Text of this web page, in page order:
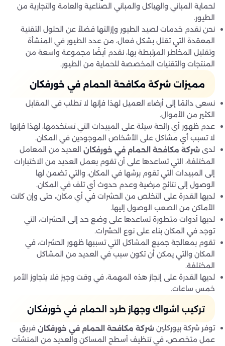
لحماية المباني والهياكل والمباني الصناعية والعامة والتجارية من
الطيور.
نحن نقدم خدمات لصيد الطيور وإزالتها فضلاً عن الحلول التقنية
المعقدة التي تقلل بشكل فعال، من عدد الطيور في المنشأة
وتقليل المخاطر المرتبطة بها، نقدم أيضًا مجموعة واسعة من
المنتجات والتقنيات المخصصة للحماية من الطيور.
مميزات شركة مكافحة الحمام في خورفكان
نسعى دائمًا إلى أرضاء العميل لهذا فإنها لا تطلب في المقابل
الكثير من الأموال.
عدم ظهور أي رائحة سيئة على المبيدات التي تستخدمها، لهذا فإنها
لا تسبب أي مشاكل على الأشخاص الموجودين في المكان.
لدى شركة مكافحة الحمام في خورفكان العديد من المعامل
المختلفة، التي تساعدها على أن تقوم بعمل العديد من الاختبارات
إلى المبيدات التي تقوم برشها في المكان، والتي تضمن لها
الوصول إلى نتائج مرضية وعدم حدوث أي تلف في المكان.
لديها القدرة على التخلص من الحشرات في أي مكان، حتى وإن كانت
الأماكن من الصعب الوصول إليها.
لديها أدوات متطورة تساعدها على وضع حد إلى الحشرات، التي
توجد في المكان بناء على نوع الحشرات.
تقوم بمعالجة جميع المشاكل التي تسببها ظهور الحشرات، في
المكان والتي يمكن أن تكون سبب في العديد من المشاكل
المختلفة.
لديها القدرة على إنجاز هذه المهمة، في وقت وجيز فلا يتجاوز الأمر
خمس ساعات.
تركيب اشواك وجهاز طرد الحمام في خورفكان
توفر شركة بيوركلين شركة مكافحة الحمام في خورفكان فريق
عمل متخصص، في تنظيف أسطح المساكن والعديد من المنشآت